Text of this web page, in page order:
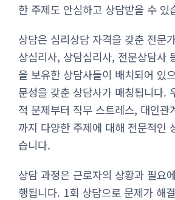
한 주제도 안심하고 상담받을 수 있
상담은 심리상담 자격을 갖춘 전문
상심리사, 상담심리사, 전문상담사
을 보유한 상담사들이 배치되어 있
문성을 갖춘 상담사가 매칭됩니다.
적 문제부터 직무 스트레스, 대인관
까지 다양한 주제에 대해 전문적인
습니다.
상담 과정은 근로자의 상황과 필요
행됩니다. 1회 상담으로 문제가 해